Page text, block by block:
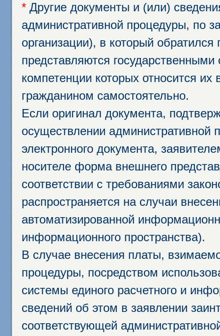
* Другие документы и (или)
административной процедуры, по
организации), в который
представляются
компетенции которых относится
гражданином самостоятельно.
Если оригинал документа,
осуществлении административной
электронного документа,
носителе форма внешнего
соответствии с требованиями
распространяется на случаи
автоматизированной
информационного пространства).
В случае внесения платы,
процедуры, посредством
системы единого расчетного и
сведений об этом в заявлении
соответствующей